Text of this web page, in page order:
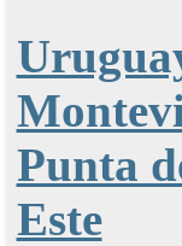
Punta
Este